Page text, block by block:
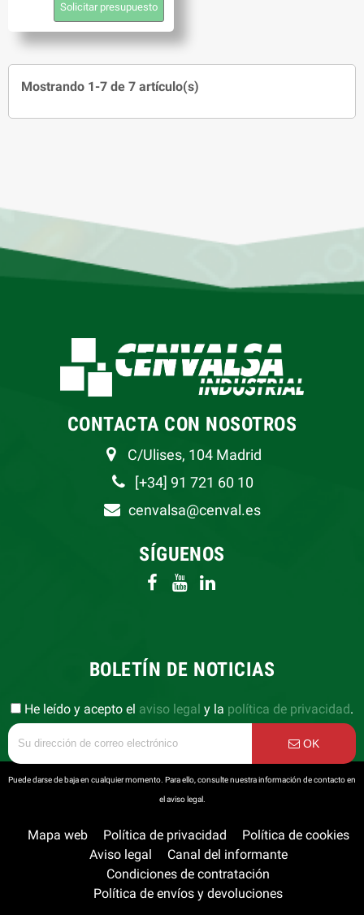
Solicitar presupuesto
Mostrando 1-7 de 7 artículo(s)
CONTACTA CON NOSOTROS
C/Ulises, 104 Madrid
[+34] 91 721 60 10
cenvalsa@cenval.es
SÍGUENOS
BOLETÍN DE NOTICIAS
He leído y acepto el aviso legal y la política de privacidad.
OK
Puede darse de baja en cualquier momento. Para ello, consulte nuestra información de contacto en
el aviso legal.
Mapa web Política de privacidad
Política de cookies
Aviso legal
Canal del informante
Condiciones de contratación
Política de envíos y devoluciones